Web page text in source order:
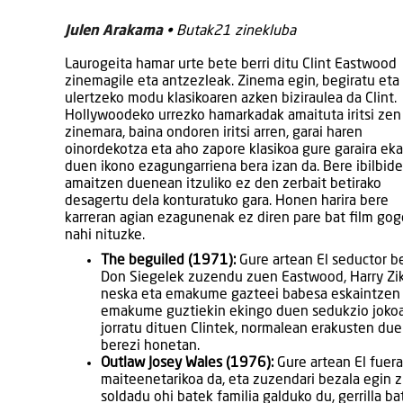
Julen Arakama• Butak21 zinekluba
Laurogeita hamar urte bete berri ditu Clint Eastwood
zinemagile eta antzezleak. Zinema egin, begiratu eta
ulertzeko modu klasikoaren azken biziraulea da Clint.
Hollywoodeko urrezko hamarkadak amaituta iritsi zen
zinemara, baina ondoren iritsi arren, garai haren
oinordekotza eta aho zapore klasikoa gure garaira
duen ikono ezagungarriena bera izan da. Bere
amaitzen duenean itzuliko ez den zerbait betirako
desagertu dela konturatuko gara. Honen harira bere
karreran agian ezagunenak ez diren pare bat film
nahi nituzke.
The beguiled (1971): Gure artean El seductor
Don Siegelek zuzendu zuen Eastwood, Harry
neska eta emakume gazteei babesa
emakume guztiekin ekingo duen sedukzio
jorratu dituen Clintek, normalean erakusten
berezi honetan.
Outlaw Josey Wales (1976): Gure artean El
maiteenetarikoa da, eta zuzendari bezala egin
soldadu ohi batek familia galduko du, gerrilla